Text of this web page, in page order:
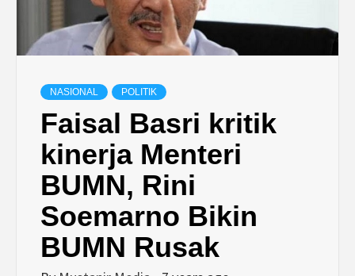
NASIONAL POLITIK
Faisal Basri kritik
kinerja Menteri
BUMN, Rini
Soemarno Bikin
BUMN Rusak